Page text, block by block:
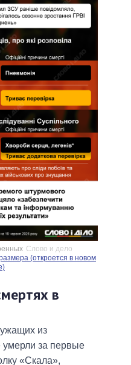
Слово и дело
(откроется в новом
в
из
за первые
«Скала»,